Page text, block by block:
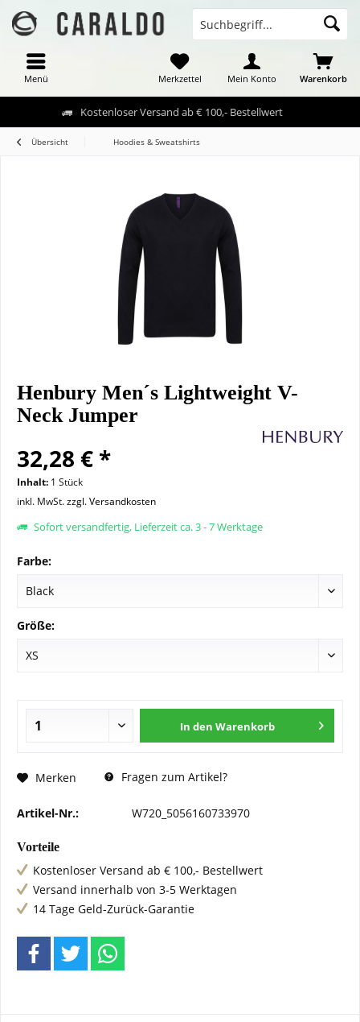
Kostenloser Versand ab € 100,- Bestellwert
Menü Warenkorb
Merkzettel Mein Konto
Übersicht Hoodies & Sweatshirts
Henbury Men´s Lightweight V-
Neck Jumper
32,28 € *
Inhalt: 1 Stück
inkl. MwSt.zzgl. Versandkosten
Sofort versandfertig, Lieferzeit ca. 3 - 7 Werktage
Farbe:
Größe:
In den Warenkorb
Merken Fragen zum Artikel?
Artikel-Nr.: W720_5056160733970
Vorteile
Kostenloser Versand ab € 100,- Bestellwert
Versand innerhalb von 3-5 Werktagen
14 Tage Geld-Zurück-Garantie